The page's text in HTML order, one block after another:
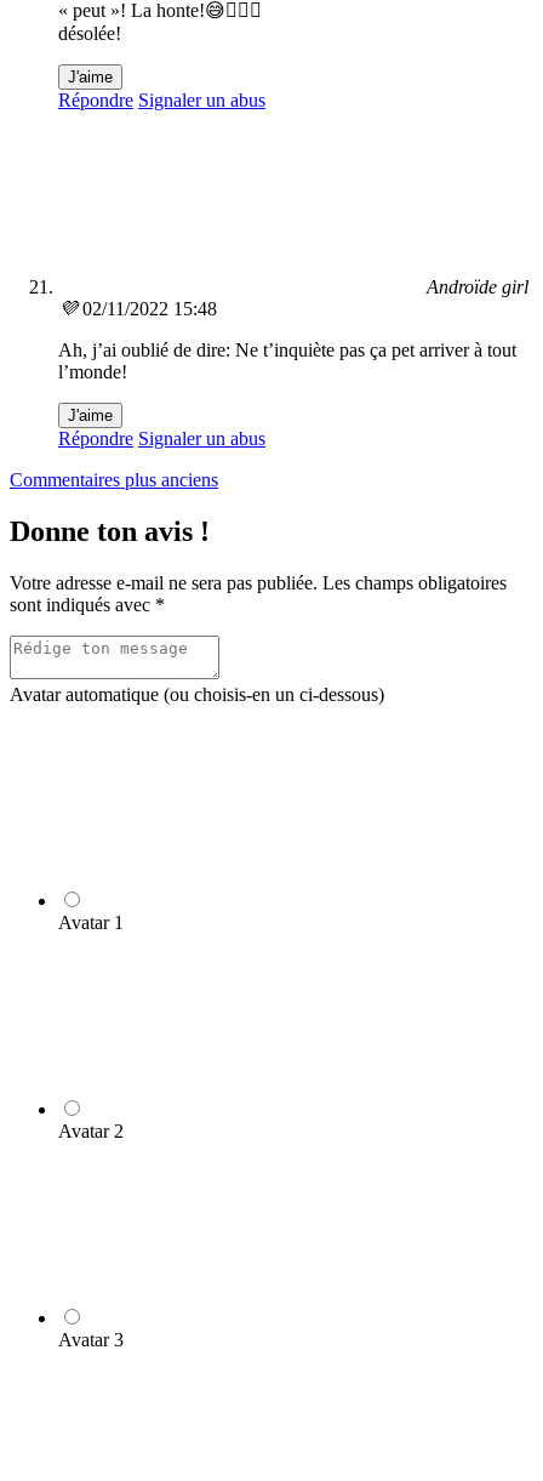
« peut »! La honte!😅🤦🏻‍♀️
désolée!
J'aime
Répondre Signaler un abus
Androïde girl
💜 02/11/2022 15:48
Ah, j’ai oublié de dire: Ne t’inquiète pas ça pet arriver à tout
l’monde!
J'aime
Répondre Signaler un abus
Navigation
dans
les
commentaires
Commentaires plus anciens
Donne ton avis !
Votre adresse e-mail ne sera pas publiée. Les champs obligatoires
sont indiqués avec *
Avatar automatique (ou choisis-en un ci-dessous)
Avatar 1
Avatar 2
Avatar 3